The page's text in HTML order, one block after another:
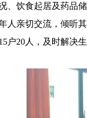
、饮食起居及药品
人亲切交流，倾听
20人，及时解决